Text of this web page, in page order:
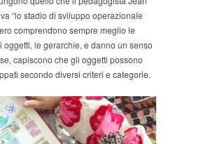
“lo stadio di sviluppo operazionale
comprendono sempre meglio le
oggetti, le gerarchie, e danno un senso
capiscono che gli oggetti possono
secondo diversi criteri e categorie.